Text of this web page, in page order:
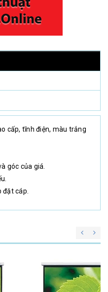
cấp, tĩnh điện, màu trắng
góc của giá.
cáp.